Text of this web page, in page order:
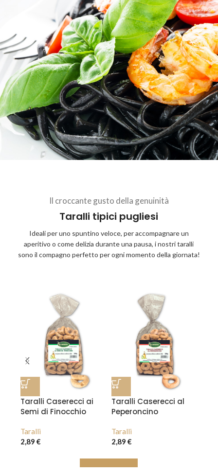
Il croccante gusto della genuinità
Taralli tipici pugliesi
Ideali per uno spuntino veloce, per accompagnare un
aperitivo o come delizia durante una pausa, i nostri taralli
sono il compagno perfetto per ogni momento della giornata!
Taralli Caserecci ai
Semi di Finocchio
Taralli
2,89 €
Taralli Caserecci al
Peperoncino
Taralli
2,89€